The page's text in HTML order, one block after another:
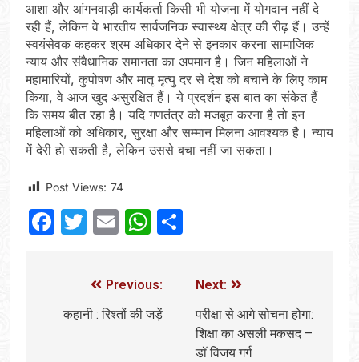
आशा और आंगनवाड़ी कार्यकर्ता किसी भी योजना में योगदान नहीं दे
रही हैं, लेकिन वे भारतीय सार्वजनिक स्वास्थ्य क्षेत्र की रीढ़ हैं। उन्हें
स्वयंसेवक कहकर श्रम अधिकार देने से इनकार करना सामाजिक
न्याय और संवैधानिक समानता का अपमान है। जिन महिलाओं ने
महामारियों, कुपोषण और मातृ मृत्यु दर से देश को बचाने के लिए काम
किया, वे आज खुद असुरक्षित हैं। ये प्रदर्शन इस बात का संकेत हैं
कि समय बीत रहा है। यदि गणतंत्र को मजबूत करना है तो इन
महिलाओं को अधिकार, सुरक्षा और सम्मान मिलना आवश्यक है। न्याय
में देरी हो सकती है, लेकिन उससे बचा नहीं जा सकता।
Post Views: 74
Facebook
Twitter
EmailWhatsApp
Previous:
कहानी : रिश्तों की जड़ें
Next:
परीक्षा से आगे सोचना होगा:
शिक्षा का असली मकसद –
डॉ विजय गर्ग